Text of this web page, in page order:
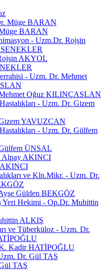
Müge BARAN
BARAN
- Uzm.Dr. Rojşin
AKYOL
- Uzm. Dr. Mehmet
Oğuz KILINÇASLAN
- Uzm. Dr. Gizem
YAVUZCAN
- Uzm. Dr. Gülfem
ÜNSAL
Alpay AKINCI
ve Kln.Mikr. - Uzm. Dr.
Gülden BEKGÖZ
Yeri Hekimi - Op.Dr. Muhittin
ALKIŞ
ve Tüberküloz - Uzm. Dr.
Kadir HATİPOĞLU
Dr. Gül TAŞ
TAŞ